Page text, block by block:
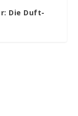
Die Duft-